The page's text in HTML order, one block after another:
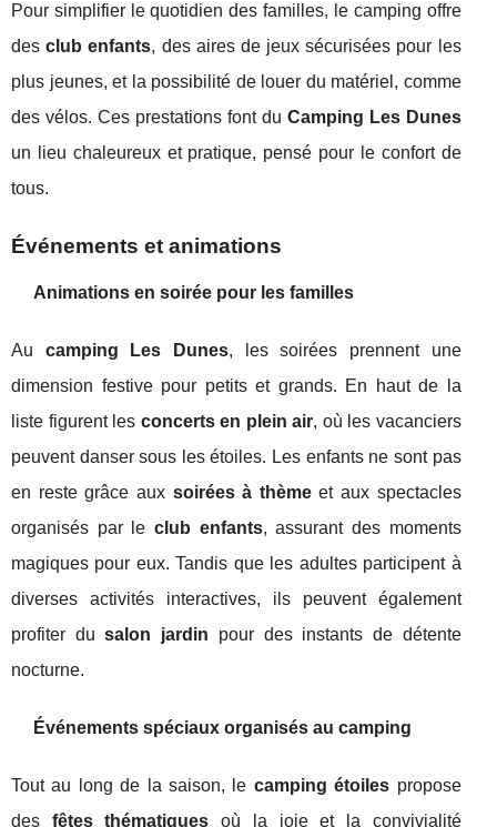
Pour simplifier le quotidien des familles, le camping offre
desclub enfants, des aires de jeux sécurisées pour les
plus jeunes, et la possibilité de louer du matériel, comme
des vélos. Ces prestations font du Camping Les Dunes
un lieu chaleureux et pratique, pensé pour le confort de
tous.
Événements et animations
Animations en soirée pour les familles
Au camping Les Dunes, les soirées prennent une
dimension festive pour petits et grands. En haut de la
liste figurent les concerts en plein air, où les vacanciers
peuvent danser sous les étoiles. Les enfants ne sont pas
en reste grâce aux soirées à thèmeet aux spectacles
organisés par le club enfants, assurant des moments
magiques pour eux. Tandis que les adultes participent à
diverses activités interactives, ils peuvent également
profiter dusalon jardin pour des instants de détente
nocturne.
Événements spéciaux organisés au camping
Tout au long de la saison, le camping étoiles propose
des fêtes thématiques où la joie et la convivialité